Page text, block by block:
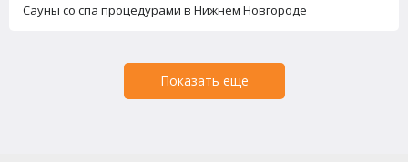
Сауны со спа процедурами в Нижнем Новгороде
Показать еще